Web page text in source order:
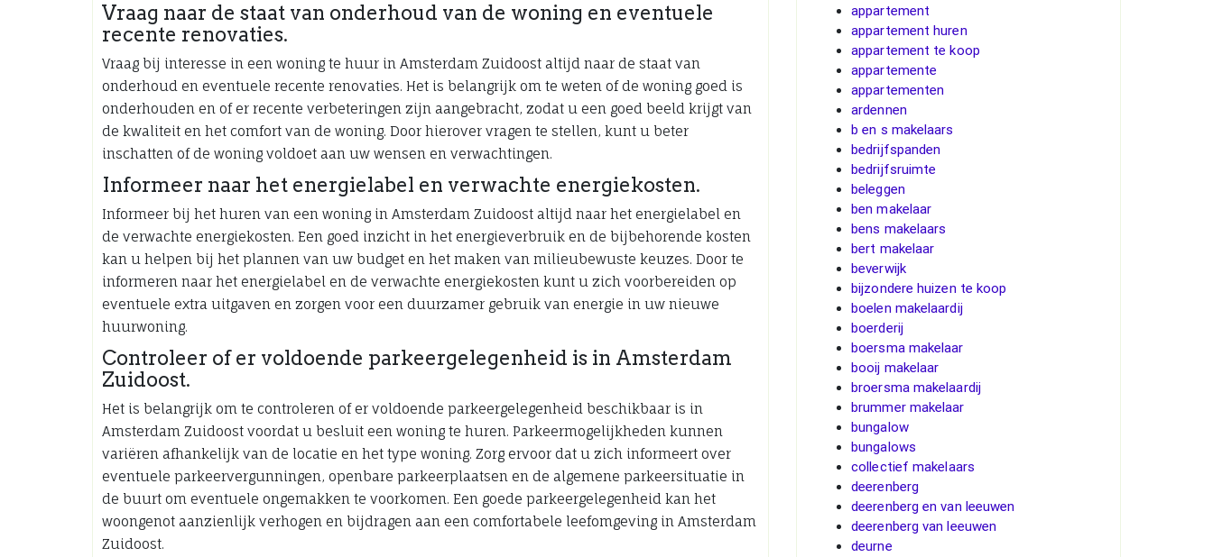
Vraag naar de staat van onderhoud van de woning en eventuele
recente renovaties.
Vraag bij interesse in een woning te huur in Amsterdam Zuidoost altijd naar de staat van
onderhoud en eventuele recente renovaties. Het is belangrijk om te weten of de woning goed is
onderhouden en of er recente verbeteringen zijn aangebracht, zodat u een goed beeld krijgt van
de kwaliteit en het comfort van de woning. Door hierover vragen te stellen, kunt u beter
inschatten of de woning voldoet aan uw wensen en verwachtingen.
Informeer naar het energielabel en verwachte energiekosten.
Informeer bij het huren van een woning in Amsterdam Zuidoost altijd naar het energielabel en
de verwachte energiekosten. Een goed inzicht in het energieverbruik en de bijbehorende kosten
kan u helpen bij het plannen van uw budget en het maken van milieubewuste keuzes. Door te
informeren naar het energielabel en de verwachte energiekosten kunt u zich voorbereiden op
eventuele extra uitgaven en zorgen voor een duurzamer gebruik van energie in uw nieuwe
huurwoning.
Controleer of er voldoende parkeergelegenheid is in Amsterdam
Zuidoost.
Het is belangrijk om te controleren of er voldoende parkeergelegenheid beschikbaar is in
Amsterdam Zuidoost voordat u besluit een woning te huren. Parkeermogelijkheden kunnen
variëren afhankelijk van de locatie en het type woning. Zorg ervoor dat u zich informeert over
eventuele parkeervergunningen, openbare parkeerplaatsen en de algemene parkeersituatie in
de buurt om eventuele ongemakken te voorkomen. Een goede parkeergelegenheid kan het
woongenot aanzienlijk verhogen en bijdragen aan een comfortabele leefomgeving in Amsterdam
Zuidoost.
appartement
appartement huren
appartement te koop
appartemente
appartementen
ardennen
b en s makelaars
bedrijfspanden
bedrijfsruimte
beleggen
ben makelaar
bens makelaars
bert makelaar
beverwijk
bijzondere huizen te koop
boelen makelaardij
boerderij
boersma makelaar
booij makelaar
broersma makelaardij
brummer makelaar
bungalow
bungalows
collectief makelaars
deerenberg
deerenberg en van leeuwen
deerenberg van leeuwen
deurne